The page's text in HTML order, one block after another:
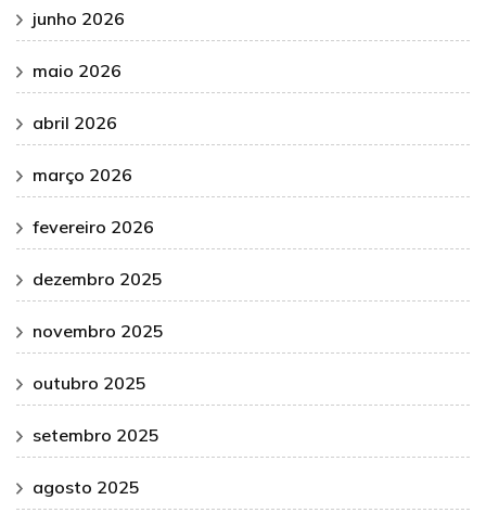
junho 2026
maio 2026
abril 2026
março 2026
fevereiro 2026
dezembro 2025
novembro 2025
outubro 2025
setembro 2025
agosto 2025